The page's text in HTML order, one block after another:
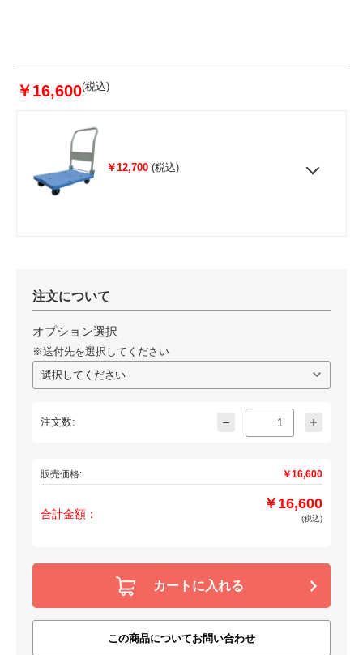
￥16,600(税込)
￥12,700 (税込)
注文について
オプション選択
※送付先を選択してください
注文数:
販売価格: ￥16,600
合計金額：
￥16,600
(税込)
カートに入れる
この商品についてお問い合わせ